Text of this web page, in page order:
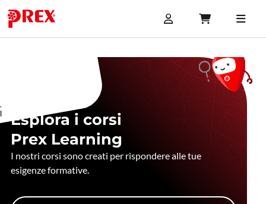
Esplora i corsi
Prex Learning
I nostri corsi sono creati per rispondere alle tue
esigenze formative.